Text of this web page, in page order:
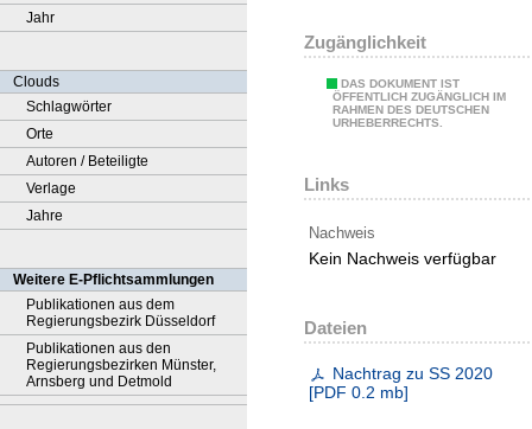
Jahr
Clouds
Schlagwörter
Orte
Autoren / Beteiligte
Verlage
Jahre
Weitere E-Pflichtsammlungen
Publikationen aus dem
Regierungsbezirk Düsseldorf
Publikationen aus den
Regierungsbezirken Münster,
Arnsberg und Detmold
Zugänglichkeit
DAS DOKUMENT IST
ÖFFENTLICH ZUGÄNGLICH IM
RAHMEN DES DEUTSCHEN
URHEBERRECHTS.
Links
Nachweis
Kein Nachweis verfügbar
Dateien
Nachtrag zu SS 2020
[PDF 0.2 mb]